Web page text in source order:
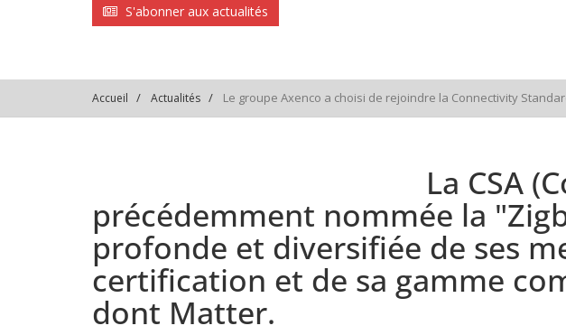
S'abonner aux actualités
Accueil Actualités Le groupe Axenco a choisi de rejoindre la Connectivity
La CSA
précédemment nommée la
profonde et diversifiée de ses
certification et de sa gamme
dont Matter.